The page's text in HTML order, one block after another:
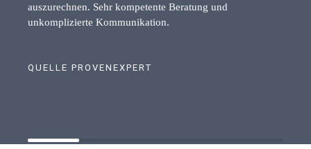
auszurechnen. Sehr kompetente Beratung und
unkomplizierte Kommunikation.
QUELLE PROVENEXPERT